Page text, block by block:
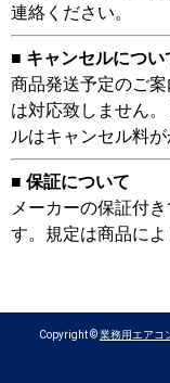
連絡ください。
■ キャンセルについ
商品発送予定のご
は対応致しません
ルはキャンセル料が
■ 保証について
メーカーの保証付
す。規定は商品によ
Copyright ©業務用エアコ